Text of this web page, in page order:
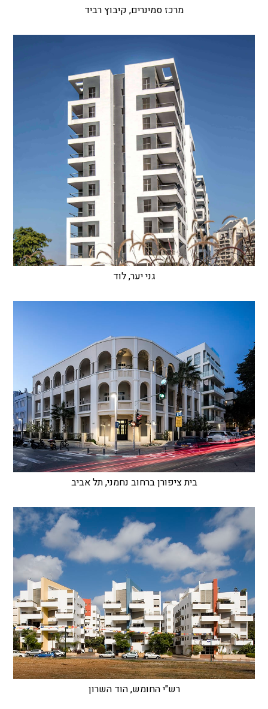
מרכז סמינרים, קיבוץ רביד
גני יער, לוד
בית ציפורן ברחוב נחמני, תל אביב
רש"י החומש, הוד השרון